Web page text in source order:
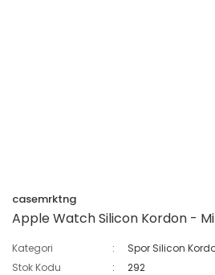
casemrktng
Apple Watch Silicon Kordon -
Kategori
Spor Silicon
Stok Kodu
292